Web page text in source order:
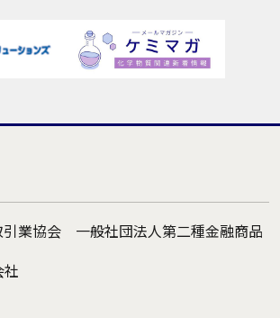
業協会 一般社団法人第二種金融商品